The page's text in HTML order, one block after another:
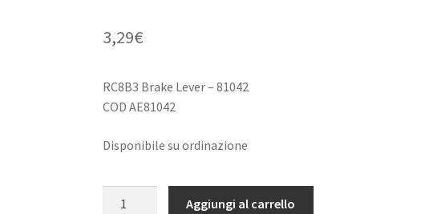
3,29€
RC8B3 Brake Lever – 81042
COD AE81042
Disponibile su ordinazione
Aggiungi al carrello